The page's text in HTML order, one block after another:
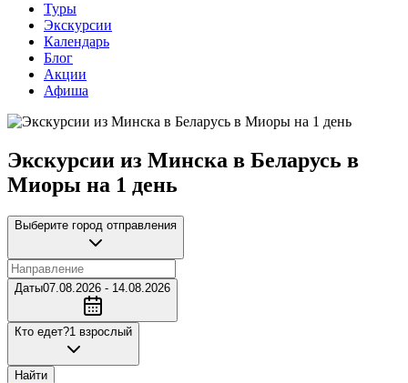
Туры
Экскурсии
Календарь
Блог
Акции
Афиша
Экскурсии из Минска в Беларусь в
Миоры на 1 день
Выберите город отправления
Даты07.08.2026 - 14.08.2026
Кто едет?1 взрослый
Найти